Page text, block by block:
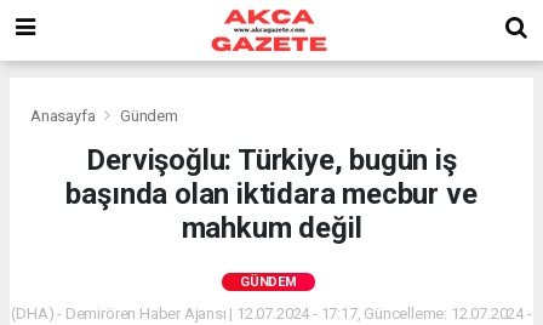
Anasayfa Gündem
Dervişoğlu: Türkiye, bugün iş
başında olan iktidara mecbur ve
mahkum değil
GÜNDEM
(DHA) - Demirören Haber Ajansı | 12.07.2024 - 17:17, Güncelleme: 12.07.2024 -